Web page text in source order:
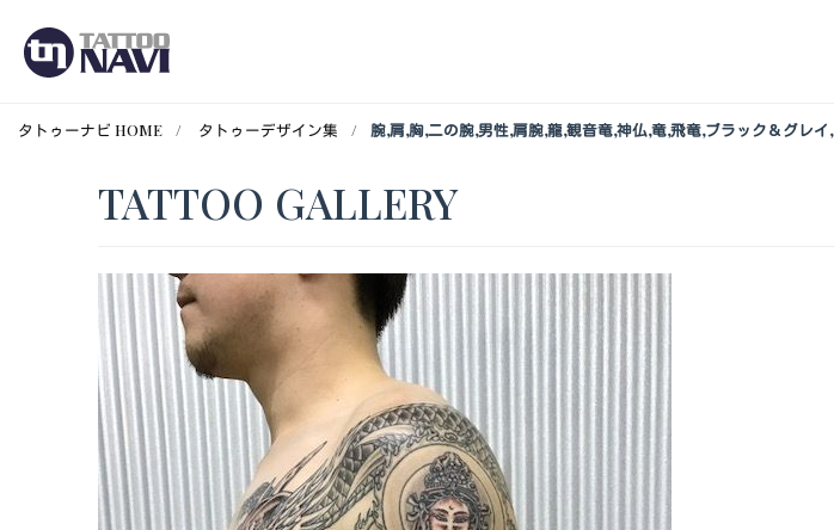
タトゥーナビ HOME タトゥーデザイン集 腕,肩,胸,二の腕,男性,肩腕,龍,観音竜,神仏,竜,飛竜,ブラック＆グレ
TATTOO GALLERY